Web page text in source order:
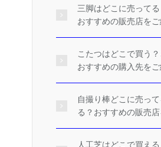
三脚はどこに売って
おすすめの販売店を
こたつはどこで買う
おすすめの購入先をご
自撮り棒どこに売っ
る？おすすめの販売
人工芝はどこで買え